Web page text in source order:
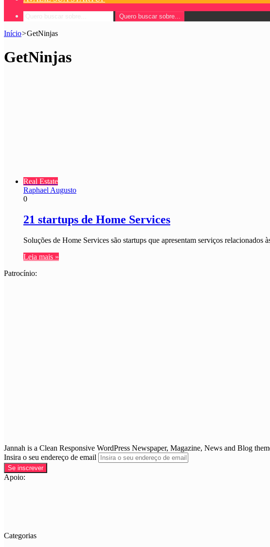
Quero buscar sobre...
Início>GetNinjas
GetNinjas
Real Estate
Raphael Augusto
0
21 startups de Home Services
Soluções de Home Services são startups que apresentam serviços
Leia mais »
Patrocínio:
Jannah is a Clean Responsive WordPress Newspaper, Magazine, News and Blog
Insira o seu endereço de email
Apoio:
Categorias